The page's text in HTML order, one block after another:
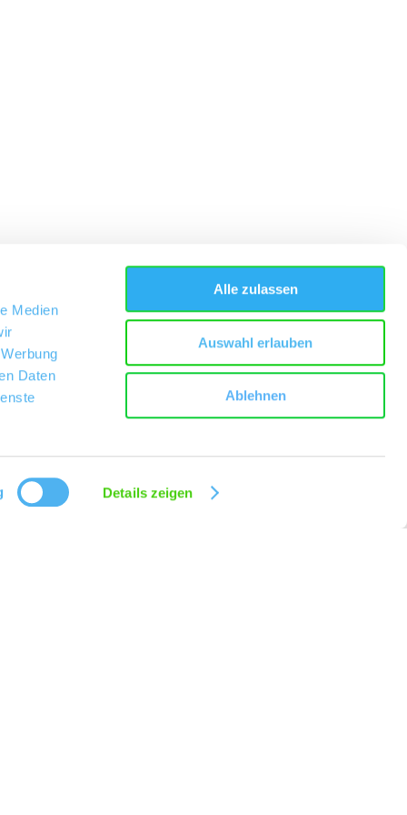
Medien
Daten
Details zeigen
Alle zulassen
Auswahl erlauben
Ablehnen